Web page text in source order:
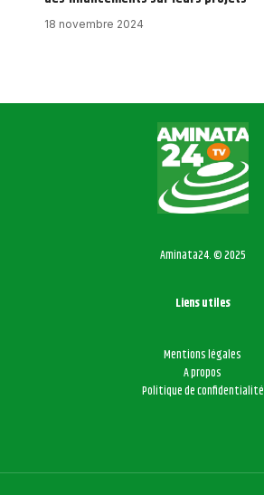
18 novembre 2024
Aminata24. © 2025
Liens utiles
Mentions légales
A propos
Politique de confidentialité